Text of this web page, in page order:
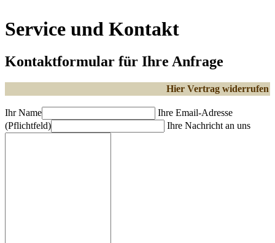
Service und Kontakt
Kontaktformular für Ihre Anfrage
Hier Vertrag widerrufen
Ihr Name
Ihre Email-Adresse
(Pflichtfeld)
Ihre Nachricht an uns